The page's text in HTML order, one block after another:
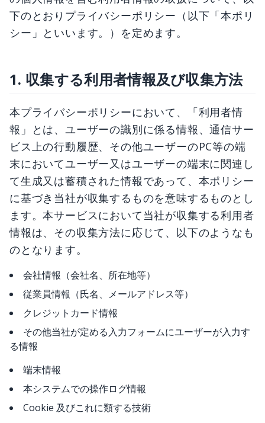
下のとおりプライバシーポリシー（以下「本ポリ
シー」といいます。）を定めます。
1. 収集する利用者情報及び収集方法
本プライバシーポリシーにおいて、「利用者情
報」とは、ユーザーの識別に係る情報、通信サー
ビス上の行動履歴、その他ユーザーのPC等の端
末においてユーザー又はユーザーの端末に関連し
て生成又は蓄積された情報であって、本ポリシー
に基づき当社が収集するものを意味するものとし
ます。本サービスにおいて当社が収集する利用者
情報は、その収集方法に応じて、以下のようなも
のとなります。
会社情報（会社名、所在地等）
従業員情報（氏名、メールアドレス等）
クレジットカード情報
その他当社が定める入力フォームにユーザーが入力す
る情報
端末情報
本システムでの操作ログ情報
Cookie 及びこれに類する技術